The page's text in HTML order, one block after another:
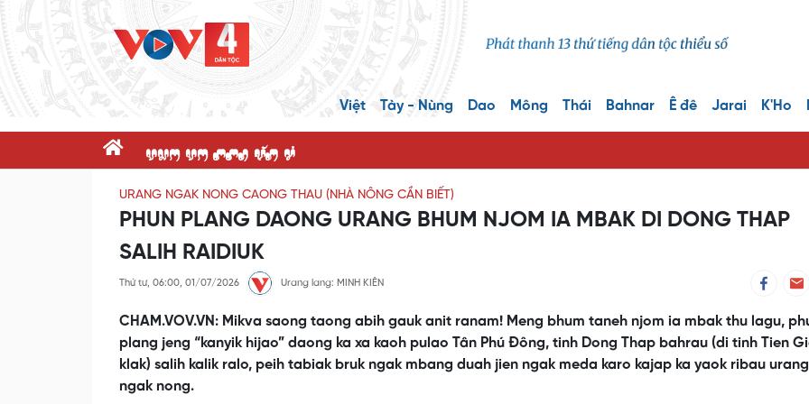
Việt Tày - Nùng Dao Mông Thái Bahnar Ê đê Jarai K'Ho
dnK dK ppR x@P c'
URANG NGAK NONG CAONG THAU (NHÀ NÔNG CẦN BIẾT)
PHUN PLANG DAONG URANG BHUM NJOM IA MBAK DI DONG THAP
SALIH RAIDIUK
Thứ tư, 06:00, 01/07/2026 Urang lang: MINH KIÊN
CHAM.VOV.VN: Mikva saong taong abih gauk anit ranam! Meng bhum taneh njom ia mbak thu lagu,
plang jeng “kanyik hijao” daong ka xa kaoh pulao Tân Phú Đông, tinh Dong Thap bahrau (di tinh Tien
klak) salih kalik ralo, peih tabiak bruk ngak mbang duah jien ngak meda karo kajap ka yaok ribau urang
ngak nong.